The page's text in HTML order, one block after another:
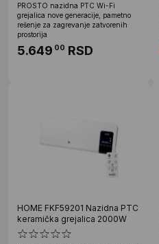
PROSTO nazidna PTC Wi-Fi
grejalica nove generacije, pametno
rešenje za zagrevanje zatvorenih
prostorija
5.649 00 RSD
HOME FKF59201 Nazidna PTC
keramička grejalica 2000W